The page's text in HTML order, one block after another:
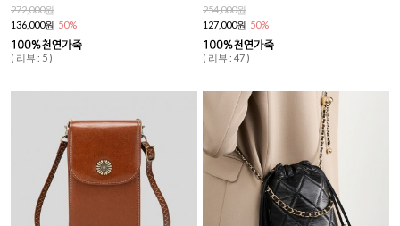
272,000원
136,000원 50%
( 리뷰 : 5 )
254,000원
127,000원 50%
( 리뷰 : 47 )